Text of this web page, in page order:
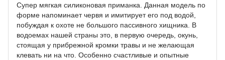
Супер мягкая силиконовая приманка. Данная модель по
форме напоминает червя и имитирует его под водой,
побуждая к охоте не большого пассивного хищника. В
водоемах нашей страны это, в первую очередь, окунь,
стоящая у прибрежной кромки травы и не желающая
клевать ни на что. Особенно счастливые и опытные